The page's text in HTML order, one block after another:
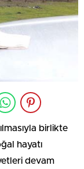
birlikte
hayatı
devam